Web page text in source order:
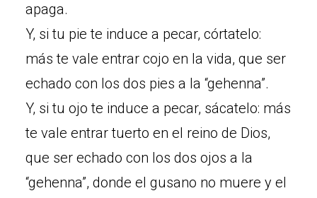
apaga.
Y, si tu pie te induce a pecar, córtatelo:
más te vale entrar cojo en la vida, que ser
echado con los dos pies a la “gehenna”.
Y, si tu ojo te induce a pecar, sácatelo: más
te vale entrar tuerto en el reino de Dios,
que ser echado con los dos ojos a la
“gehenna”, donde el gusano no muere y el